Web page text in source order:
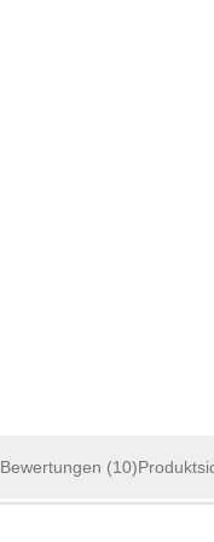
Bewertungen (10)